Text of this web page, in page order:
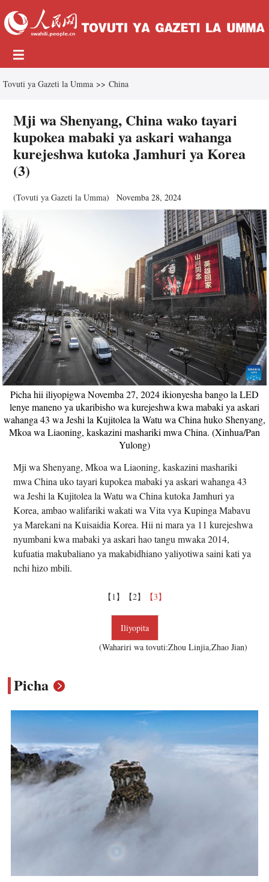
Tovuti ya Gazeti la Umma >> China
Mji wa Shenyang, China wako tayari
kupokea mabaki ya askari wahanga
kurejeshwa kutoka Jamhuri ya Korea
(3)
(Tovuti ya Gazeti la Umma) Novemba 28, 2024
Picha hii iliyopigwa Novemba 27, 2024 ikionyesha bango la LED
lenye maneno ya ukaribisho wa kurejeshwa kwa mabaki ya askari
wahanga 43 wa Jeshi la Kujitolea la Watu wa China huko Shenyang,
Mkoa wa Liaoning, kaskazini mashariki mwa China. (Xinhua/Pan
Yulong)
Mji wa Shenyang, Mkoa wa Liaoning, kaskazini mashariki
mwa China uko tayari kupokea mabaki ya askari wahanga 43
wa Jeshi la Kujitolea la Watu wa China kutoka Jamhuri ya
Korea, ambao walifariki wakati wa Vita vya Kupinga Mabavu
ya Marekani na Kuisaidia Korea. Hii ni mara ya 11 kurejeshwa
nyumbani kwa mabaki ya askari hao tangu mwaka 2014,
kufuatia makubaliano ya makabidhiano yaliyotiwa saini kati ya
nchi hizo mbili.
【1】 【2】 【3】
Iliyopita
(Wahariri wa tovuti:Zhou Linjia,Zhao Jian)
Picha